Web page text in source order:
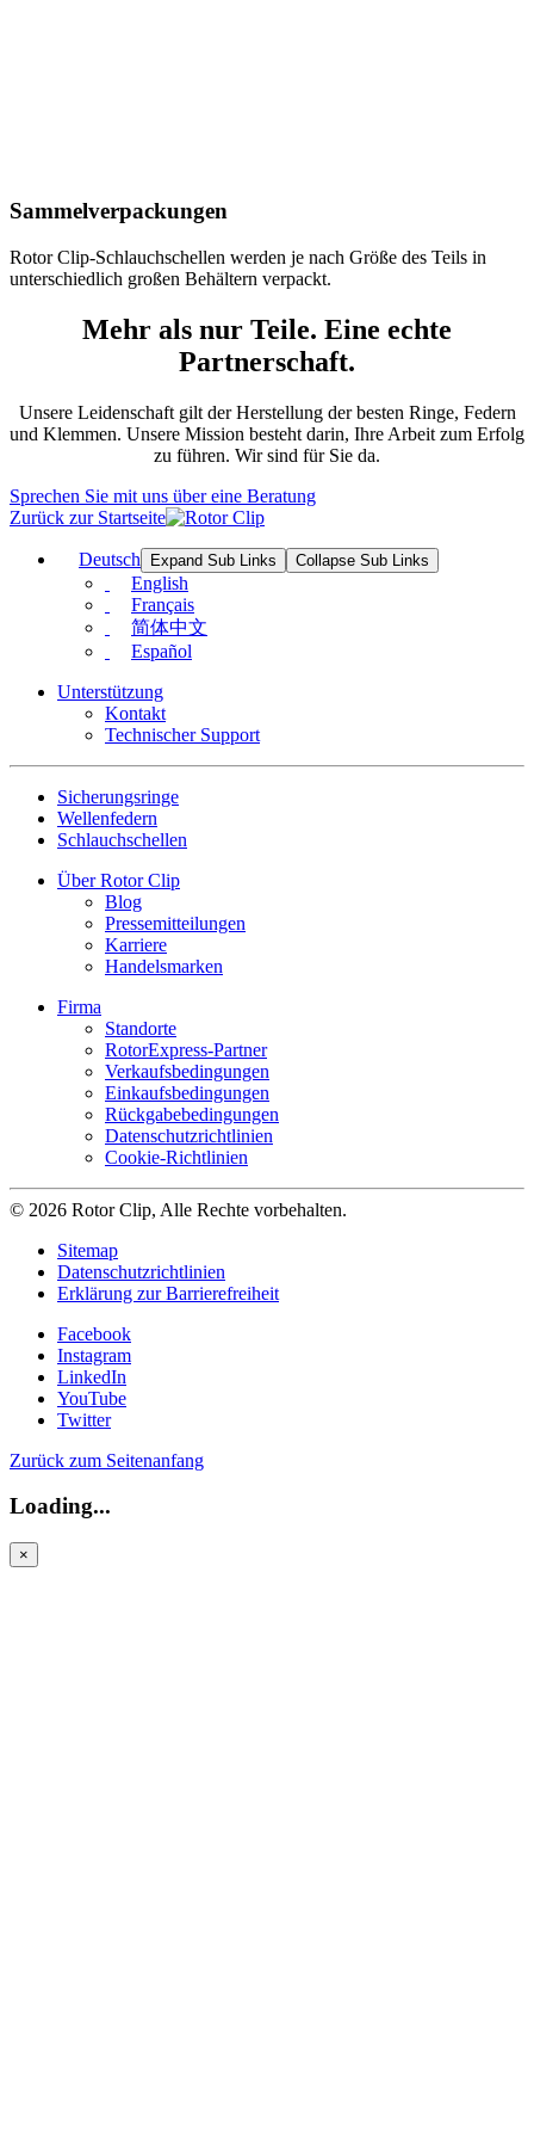
Sammelverpackungen
Rotor Clip-Schlauchschellen werden je nach Größe des Teils in
unterschiedlich großen Behältern verpackt.
Mehr als nur Teile. Eine echte
Partnerschaft.
Unsere Leidenschaft gilt der Herstellung der besten Ringe, Federn
und Klemmen. Unsere Mission besteht darin, Ihre Arbeit zum Erfolg
zu führen. Wir sind für Sie da.
Sprechen Sie mit uns über eine Beratung
Zurück zur Startseite
Deutsch Expand Sub Links Collapse Sub Links
English
Français
简体中文
Español
Unterstützung
Kontakt
Technischer Support
Sicherungsringe
Wellenfedern
Schlauchschellen
Über Rotor Clip
Blog
Pressemitteilungen
Karriere
Handelsmarken
Firma
Standorte
RotorExpress-Partner
Verkaufsbedingungen
Einkaufsbedingungen
Rückgabebedingungen
Datenschutzrichtlinien
Cookie-Richtlinien
© 2026 Rotor Clip, Alle Rechte vorbehalten.
Sitemap
Datenschutzrichtlinien
Erklärung zur Barrierefreiheit
Facebook
Instagram
LinkedIn
YouTube
Twitter
Zurück zum Seitenanfang
Loading...
×